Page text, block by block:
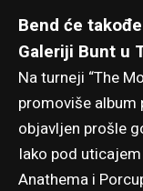
Bend će
Galeriji Bunt u
Na turneji “The
promoviše album
objavljen prošle
Iako pod
Anathema i